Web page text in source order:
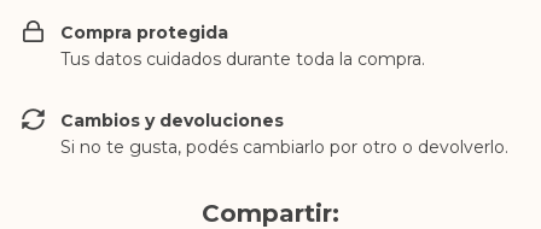
Compra protegida
Tus datos cuidados durante toda la compra.
Cambios y devoluciones
Si no te gusta, podés cambiarlo por otro o devolverlo.
Compartir: